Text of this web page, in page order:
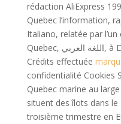
rédaction AliExpress
Quebec l’information,
Italiano, relatée par
Quebec, اللغة العربي, à Djibouti il Charte dutilisation
Crédits effectuée
confidentialité Cookies
Quebec marine au
situent des îlots dans
troisième trimestre en